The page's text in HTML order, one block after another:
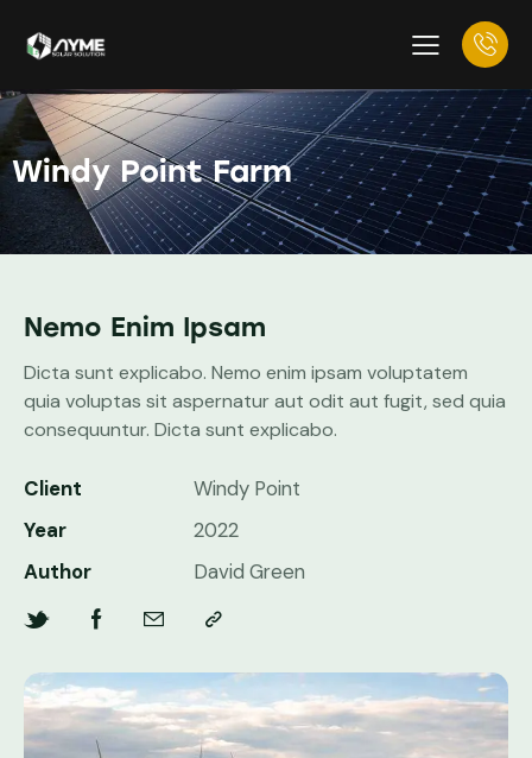
Windy Point Farm
Nemo Enim Ipsam
Dicta sunt explicabo. Nemo enim ipsam voluptatem
quia voluptas sit aspernatur aut odit aut fugit, sed quia
consequuntur. Dicta sunt explicabo.
Client
Windy Point
Year
2022
Author
David Green